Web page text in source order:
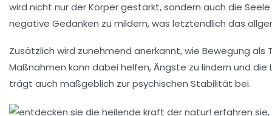
wird nicht nur der Körper gestärkt, sondern auch die Seele
negative Gedanken zu mildern, was letztendlich das
Zusätzlich wird zunehmend anerkannt, wie Bewegung als
Maßnahmen kann dabei helfen, Ängste zu lindern und
trägt auch maßgeblich zurpsychischen Stabilität bei.